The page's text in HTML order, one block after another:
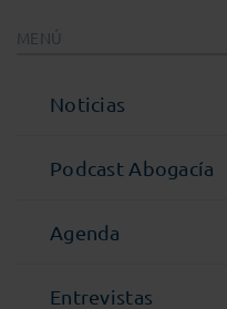
MENÚ
Noticias
Podcast Abogacía
Agenda
Entrevistas